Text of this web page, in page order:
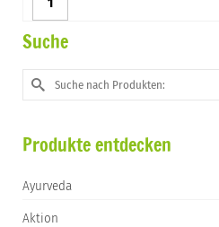
Würze
glutenfrei
ähnlich
Sojasauce!
Menge
Suche
Suche
nach:
Produkte entdecken
Ayurveda
Aktion